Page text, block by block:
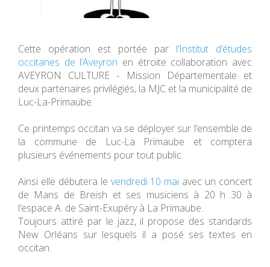
Cette opération est portée par l’Institut d’études
occitanes de l’Aveyron en étroite collaboration avec
AVEYRON CULTURE - Mission Départementale et
deux partenaires privilégiés, la MJC et la municipalité de
Luc-La-Primaube.
Ce printemps occitan va se déployer sur l’ensemble de
la commune de Luc-La Primaube et comptera
plusieurs événements pour tout public.
Ainsi elle débutera le vendredi 10 mai avec un concert
de Mans de Breish et ses musiciens à 20 h 30 à
l’espace A. de Saint-Exupéry à La Primaube.
Toujours attiré par le jazz, il propose des standards
New Orléans sur lesquels il a posé ses textes en
occitan.